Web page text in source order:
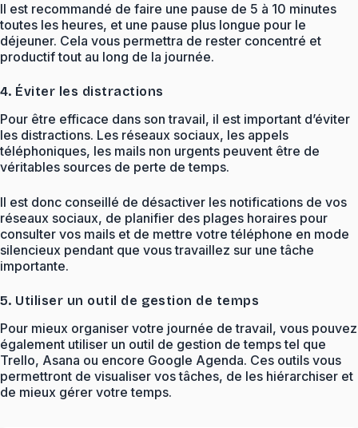
Il est recommandé de faire une pause de 5 à 10 minutes
toutes les heures, et une pause plus longue pour le
déjeuner. Cela vous permettra de rester concentré et
productif tout au long de la journée.
4. Éviter les distractions
Pour être efficace dans son travail, il est important d’éviter
les distractions. Les réseaux sociaux, les appels
téléphoniques, les mails non urgents peuvent être de
véritables sources de perte de temps.
Il est donc conseillé de désactiver les notifications de vos
réseaux sociaux, de planifier des plages horaires pour
consulter vos mails et de mettre votre téléphone en mode
silencieux pendant que vous travaillez sur une tâche
importante.
5. Utiliser un outil de gestion de temps
Pour mieux organiser votre journée de travail, vous pouvez
également utiliser un outil de gestion de temps tel que
Trello, Asana ou encore Google Agenda. Ces outils vous
permettront de visualiser vos tâches, de les hiérarchiser et
de mieux gérer votre temps.